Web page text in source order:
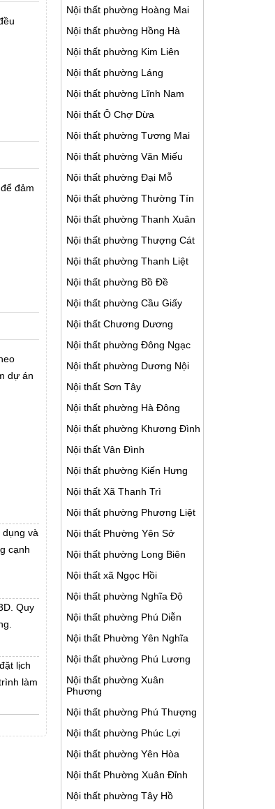
đảm
dự án
và
cạnh
Quy
lịch
làm
Nội thất phường Hoàng Mai
Nội thất phường Hồng Hà
Nội thất phường Kim Liên
Nội thất phường Láng
Nội thất phường Lĩnh Nam
Nội thất Ô Chợ Dừa
Nội thất phường Tương Mai
Nội thất phường Văn Miếu
Nội thất phường Đại Mỗ
Nội thất phường Thường Tín
Nội thất phường Thanh Xuân
Nội thất phường Thượng Cát
Nội thất phường Thanh Liệt
Nội thất phường Bồ Đề
Nội thất phường Cầu Giấy
Nội thất Chương Dương
Nội thất phường Đông Ngạc
Nội thất phường Dương Nội
Nội thất Sơn Tây
Nội thất phường Hà Đông
Nội thất phường Khương Đình
Nội thất Vân Đình
Nội thất phường Kiến Hưng
Nội thất Xã Thanh Trì
Nội thất phường Phương Liệt
Nội thất Phường Yên Sở
Nội thất phường Long Biên
Nội thất xã Ngọc Hồi
Nội thất phường Nghĩa Độ
Nội thất phường Phú Diễn
Nội thất Phường Yên Nghĩa
Nội thất phường Phú Lương
Nội thất phường Xuân
Phương
Nội thất phường Phú Thượng
Nội thất phường Phúc Lợi
Nội thất phường Yên Hòa
Nội thất Phường Xuân Đỉnh
Nội thất phường Tây Hồ